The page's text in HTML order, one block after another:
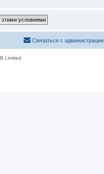
Связаться с
Limited